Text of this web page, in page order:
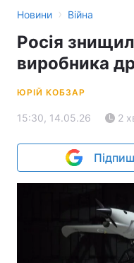
Новини › Війна
Росія
виробника
ЮРІЙ КОБЗАР
15:30, 14.05.26 2